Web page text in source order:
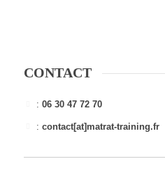
CONTACT
:06 30 47 72 70
:contact[at]matrat-training.fr